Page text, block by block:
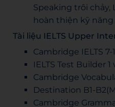
Speaking trôi chảy,
hoàn thiện kỹ
Tài liệu IELTS Upper
Cambridge IELTS 7-
IELTS Test Builder 1
Cambridge
Destination B1-
Cambridge